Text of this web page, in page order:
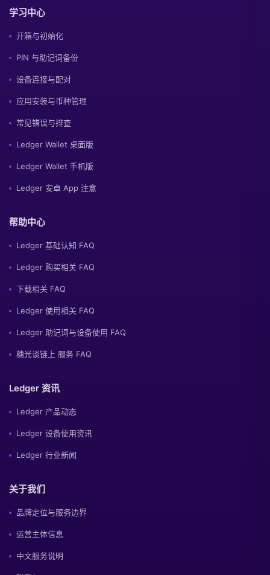
学习中心
开箱与初始化
PIN 与助记词备份
设备连接与配对
应用安装与币种管理
常见错误与排查
Ledger Wallet 桌面版
Ledger Wallet 手机版
Ledger 安卓 App 注意
帮助中心
Ledger 基础认知 FAQ
Ledger 购买相关 FAQ
下载相关 FAQ
Ledger 使用相关 FAQ
Ledger 助记词与设备使用 FAQ
穗光谈链上 服务 FAQ
Ledger 资讯
Ledger 产品动态
Ledger 设备使用资讯
Ledger 行业新闻
关于我们
品牌定位与服务边界
运营主体信息
中文服务说明